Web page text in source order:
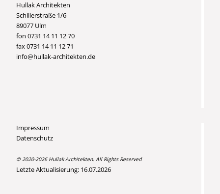
Hullak Architekten
Schillerstraße 1/6
89077 Ulm
fon 0731 14 11 12 70
fax 0731 14 11 12 71
info@hullak-architekten.de
Impressum
Datenschutz
© 2020-2026 Hullak Architekten. All Rights Reserved
Letzte Aktualisierung: 16.07.2026